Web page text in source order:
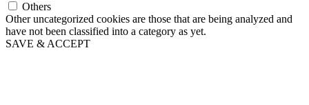
Others
Other uncategorized cookies are those that are being analyzed and
have not been classified into a category as yet.
SAVE & ACCEPT